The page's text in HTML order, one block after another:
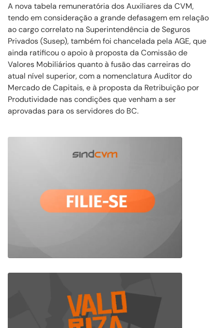
A nova tabela remuneratória dos Auxiliares da CVM,
tendo em consideração a grande defasagem em relação
ao cargo correlato na Superintendência de Seguros
Privados (Susep), também foi chancelada pela AGE, que
ainda ratificou o apoio à proposta da Comissão de
Valores Mobiliários quanto à fusão das carreiras do
atual nível superior, com a nomenclatura Auditor do
Mercado de Capitais, e à proposta da Retribuição por
Produtividade nas condições que venham a ser
aprovadas para os servidores do BC.